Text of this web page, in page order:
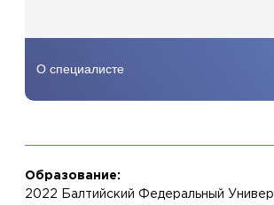
Образование:
2022 Балтийский Федеральный